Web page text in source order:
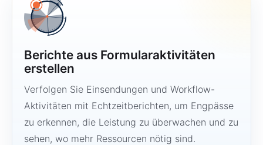
Berichte aus Formularaktivitäten
erstellen
Verfolgen Sie Einsendungen und Workflow-
Aktivitäten mit Echtzeitberichten, um Engpässe
zu erkennen, die Leistung zu überwachen und zu
sehen, wo mehr Ressourcen nötig sind.